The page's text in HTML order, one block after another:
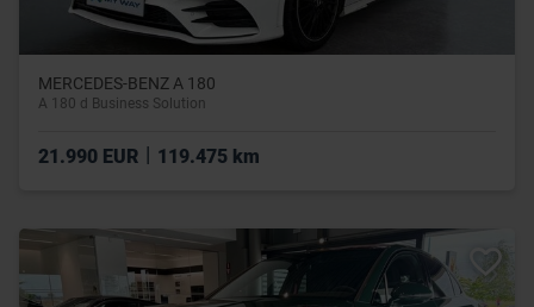
MERCEDES-BENZ A 180
A 180 d Business Solution
21.990 EUR 119.475 km